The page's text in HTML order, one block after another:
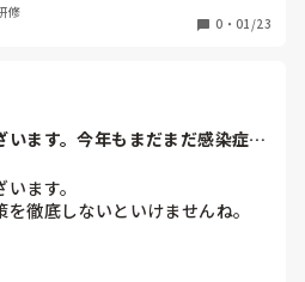
修
0 ・ 01/23
ます。今年もまだまだ感染症対
ます。
徹底しないといけませんね。
すが、カラオケや合唱は今まで通